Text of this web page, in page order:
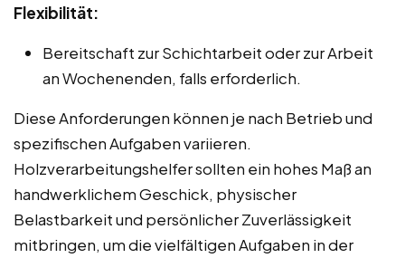
Flexibilität:
Bereitschaft zur Schichtarbeit oder zur Arbeit
an Wochenenden, falls erforderlich.
Diese Anforderungen können je nach Betrieb und
spezifischen Aufgaben variieren.
Holzverarbeitungshelfer sollten ein hohes Maß an
handwerklichem Geschick, physischer
Belastbarkeit und persönlicher Zuverlässigkeit
mitbringen, um die vielfältigen Aufgaben in der